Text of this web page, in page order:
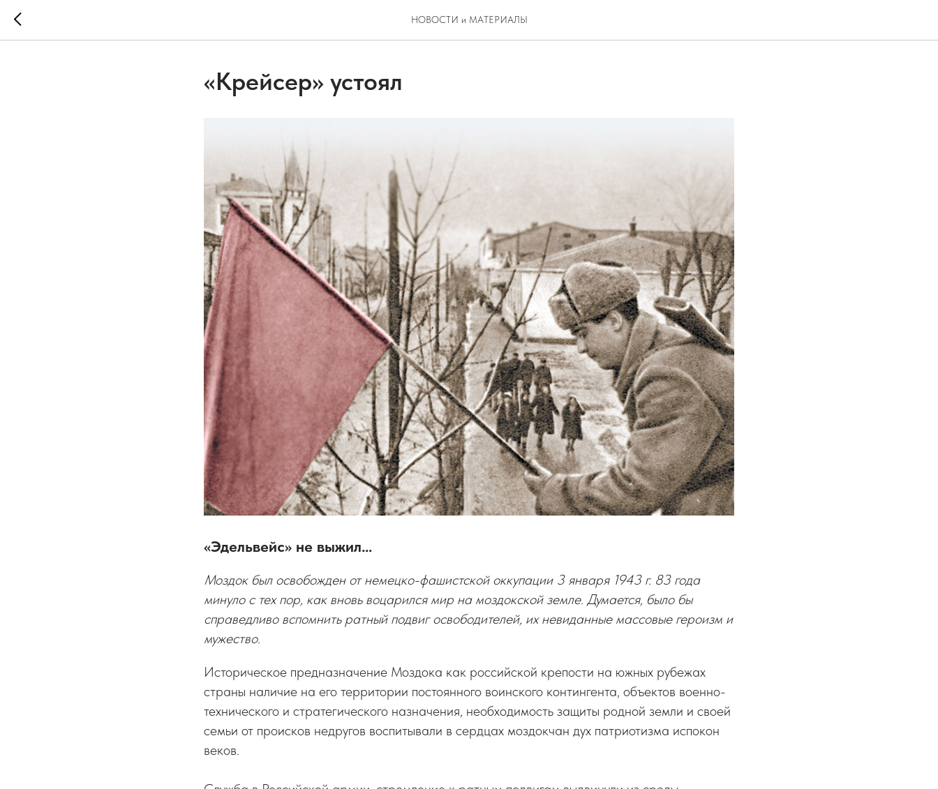
НОВОСТИ и МАТЕРИАЛЫ
«Крейсер» устоял
«Эдельвейс» не выжил…
Моздок был освобожден от немецко-фашистской оккупации 3 января 1943 г. 83 года
минуло с тех пор, как вновь воцарился мир на моздокской земле. Думается, было бы
справедливо вспомнить ратный подвиг освободителей, их невиданные массовые героизм и
мужество.
Историческое предназначение Моздока как российской крепости на южных рубежах
страны наличие на его территории постоянного воинского контингента, объектов военно-
технического и стратегического назначения, необходимость защиты родной земли и своей
семьи от происков недругов воспитывали в сердцах моздокчан дух патриотизма испокон
веков.